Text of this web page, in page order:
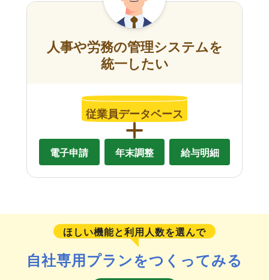
人事や労務の管理システムを
統一したい
従業員データベース
電子申請 年末調整 給与明細
ほしい機能と利用人数を選んで
自社専用プランをつくってみる